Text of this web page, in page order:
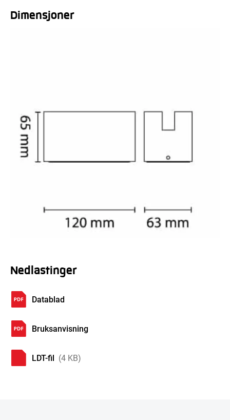
Dimensjoner
Nedlastinger
Datablad
Bruksanvisning
LDT-fil (4 KB)